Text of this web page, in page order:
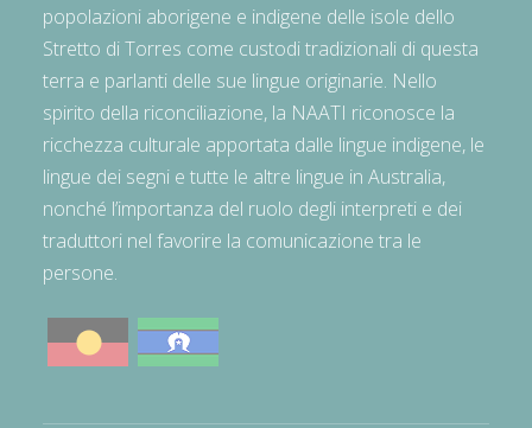
popolazioni aborigene e indigene delle isole dello
Stretto di Torres come custodi tradizionali di questa
terra e parlanti delle sue lingue originarie. Nello
spirito della riconciliazione, la NAATI riconosce la
ricchezza culturale apportata dalle lingue indigene, le
lingue dei segni e tutte le altre lingue in Australia,
nonché l’importanza del ruolo degli interpreti e dei
traduttori nel favorire la comunicazione tra le
persone.